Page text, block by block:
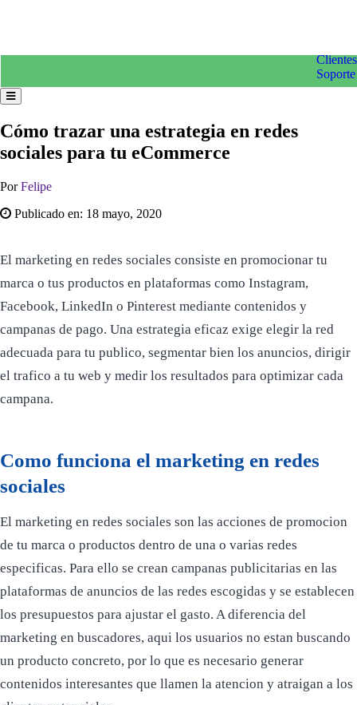
Clientes
Soporte
Cómo trazar una estrategia en redes
sociales para tu eCommerce
PorFelipe
Publicado en: 18 mayo, 2020
El marketing en redes sociales consiste en promocionar tu
marca o tus productos en plataformas como Instagram,
Facebook, LinkedIn o Pinterest mediante contenidos y
campanas de pago. Una estrategia eficaz exige elegir la red
adecuada para tu publico, segmentar bien los anuncios, dirigir
el trafico a tu web y medir los resultados para optimizar cada
campana.
Como funciona el marketing en redes
sociales
El marketing en redes sociales son las acciones de promocion
de tu marca o productos dentro de una o varias redes
especificas. Para ello se crean campanas publicitarias en las
plataformas de anuncios de las redes escogidas y se establecen
los presupuestos para ajustar el gasto. A diferencia del
marketing en buscadores, aqui los usuarios no estan buscando
un producto concreto, por lo que es necesario generar
contenidos interesantes que llamen la atencion y atraigan a los